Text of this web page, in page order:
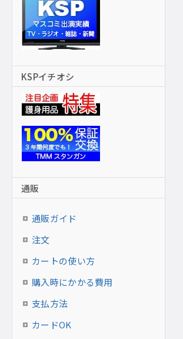
KSPイチオシ
通販
通販ガイド
注文
カートの使い方
購入時にかかる費用
支払方法
カードOK